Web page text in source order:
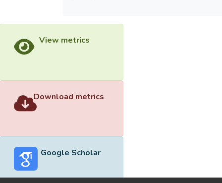
View metrics
Download metrics
Google Scholar